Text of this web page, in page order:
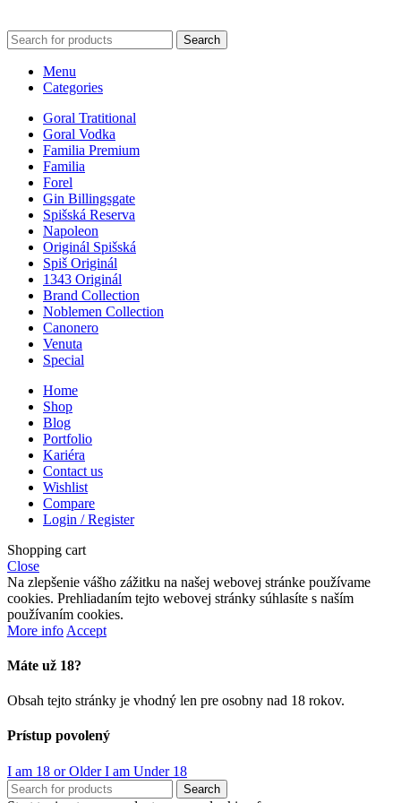
Search
Menu
Categories
Goral Tratitional
Goral Vodka
Familia Premium
Familia
Forel
Gin Billingsgate
Spišská Reserva
Napoleon
Originál Spišská
Spiš Originál
1343 Originál
Brand Collection
Noblemen Collection
Canonero
Venuta
Special
Home
Shop
Blog
Portfolio
Kariéra
Contact us
Wishlist
Compare
Login / Register
Shopping cart
Close
Na zlepšenie vášho zážitku na našej webovej stránke používame
cookies. Prehliadaním tejto webovej stránky súhlasíte s naším
používaním cookies.
More info Accept
Máte už 18?
Obsah tejto stránky je vhodný len pre osobny nad 18 rokov.
Prístup povolený
I am 18 or OlderI am Under 18
Search